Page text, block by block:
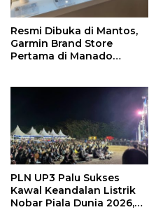
Resmi Dibuka di Mantos,
Garmin Brand Store
Pertama di Manado
PLN UP3 Palu Sukses
Kawal Keandalan Listrik
Nobar Piala Dunia 2026,